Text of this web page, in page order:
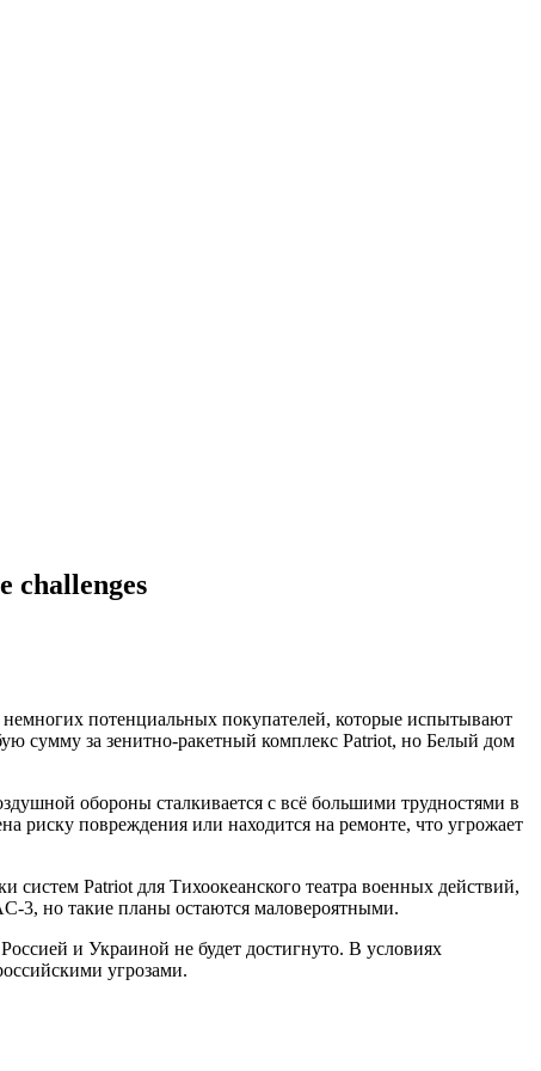
challenges
потенциальных покупателей, которые испытывают
сумму за зенитно-ракетный комплекс Patriot, но Белый дом
обороны сталкивается с всё большими трудностями в
риску повреждения или находится на ремонте, что угрожает
Patriot для Тихоокеанского театра военных действий,
3, но такие планы остаются маловероятными.
и Украиной не будет достигнуто. В условиях
угрозами.